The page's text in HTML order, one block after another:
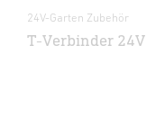
24V-Garten Zubehör
T-Verbinder 24V